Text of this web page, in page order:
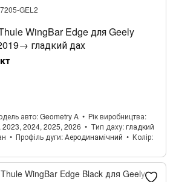
GEL2
WingBar Edge для Geely
гладкий дах
авто Geometry A
Рік виробництва
2024, 2025, 2026
Тип даху гладкий
Профіль дуги Аеродинамічний
Колір